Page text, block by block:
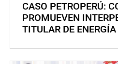
CASO PETROPERÚ:
PROMUEVEN
TITULAR DE